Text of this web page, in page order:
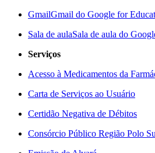
GmailGmail do Google for
Sala de aulaSala de aula do
Serviços
Acesso à Medicamentos da
Carta de Serviços ao Usuário
Certidão Negativa de Débitos
Consórcio Público Região Polo